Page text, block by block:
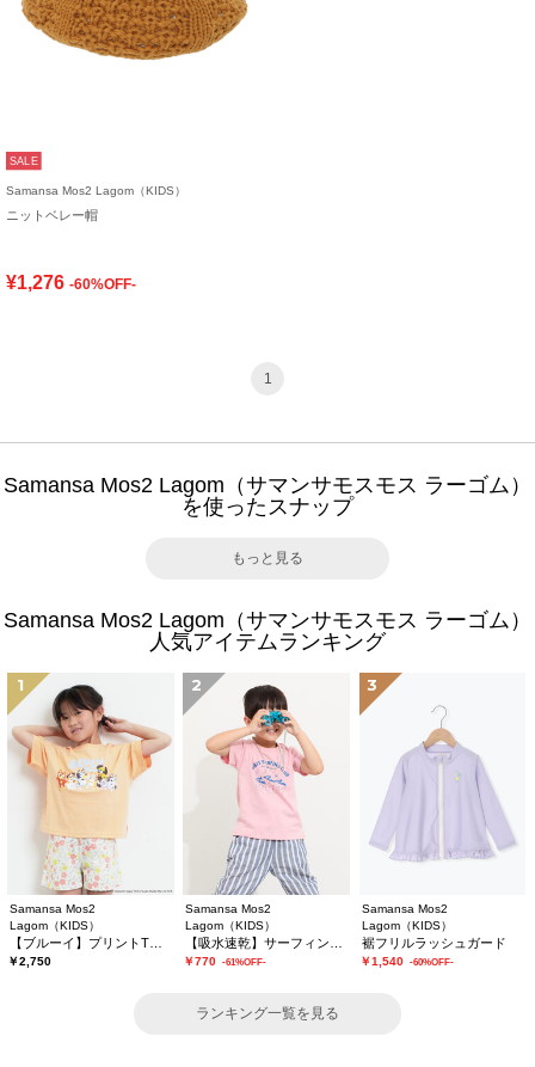
SALE
Samansa Mos2 Lagom（KIDS）
ニットベレー帽
¥1,276 -60%OFF-
1
Samansa Mos2 Lagom（サマンサモスモス ラーゴム）
を使ったスナップ
もっと見る
Samansa Mos2 Lagom（サマンサモスモス ラーゴム）
人気アイテムランキング
1
Samansa Mos2
Lagom（KIDS）
￥2,750
2
Samansa Mos2
Lagom（KIDS）
￥770 -61%OFF-
3
Samansa Mos2
Lagom（KIDS）
裾フリルラッシュガード
￥1,540 -60%OFF-
ランキング一覧を見る